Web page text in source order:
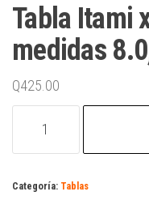
Tabla Itami
medidas
Q425.00
Spiderman
Categoría: Tablas